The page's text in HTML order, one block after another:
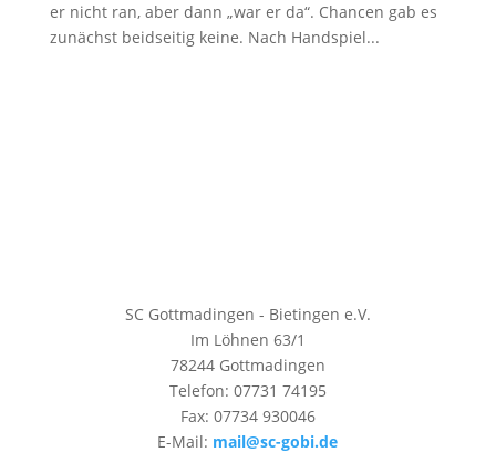
er nicht ran, aber dann „war er da“. Chancen gab es
zunächst beidseitig keine. Nach Handspiel...
SC Gottmadingen - Bietingen e.V.
Im Löhnen 63/1
78244 Gottmadingen
Telefon: 07731 74195
Fax: 07734 930046
E-Mail: mail@sc-gobi.de